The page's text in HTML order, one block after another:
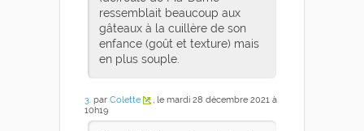
ressemblait beaucoup aux
gâteaux à la cuillère de son
enfance (goût et texture) mais
en plus souple.
3. par Colette
, le mardi 28 décembre 2021 à
10h19